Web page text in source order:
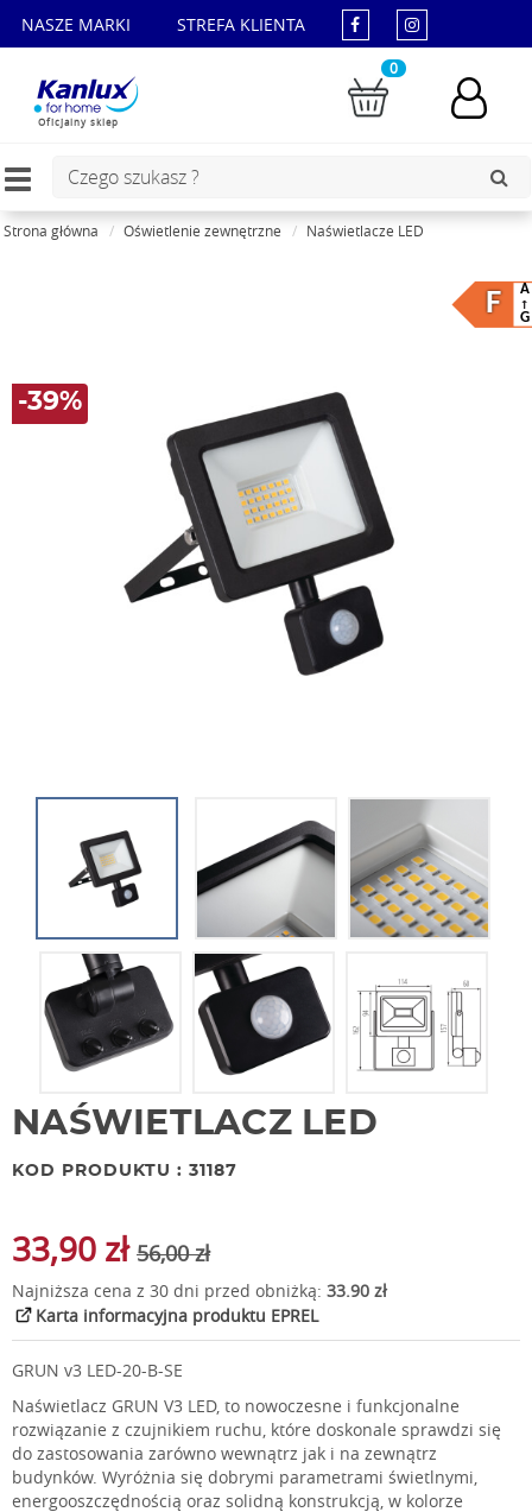
NASZE MARKI STREFA KLIENTA
Oficjalny sklep
0
Toggle
Strona główna Oświetlenie zewnętrzne Naświetlacze LED
F A
G
-39%
NAŚWIETLACZ LED
KOD PRODUKTU : 31187
33,90 zł 56,00 zł
Najniższa cena z 30 dni przed obniżką: 33.90 zł
Karta informacyjna produktu EPREL
GRUN v3 LED-20-B-SE
Naświetlacz GRUN V3 LED, to nowoczesne i funkcjonalne
rozwiązanie z czujnikiem ruchu, które doskonale sprawdzi się
do zastosowania zarówno wewnątrz jak i na zewnątrz
budynków. Wyróżnia się dobrymi parametrami świetlnymi,
energooszczędnością oraz solidną konstrukcją, w kolorze